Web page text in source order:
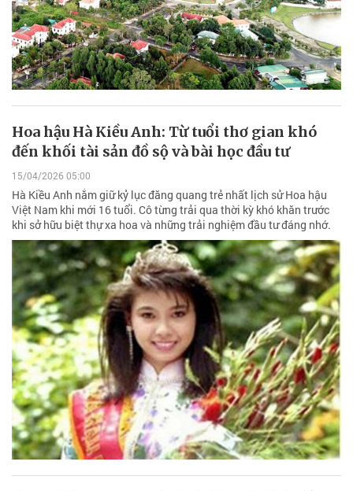
Hoa hậu Hà Kiều Anh: Từ tuổi thơ gian khó
đến khối tài sản đồ sộ và bài học đầu tư
15/04/2026 05:00
Hà Kiều Anh nắm giữ kỷ lục đăng quang trẻ nhất lịch sử Hoa hậu
Việt Nam khi mới 16 tuổi. Cô từng trải qua thời kỳ khó khăn trước
khi sở hữu biệt thự xa hoa và những trải nghiệm đầu tư đáng nhớ.